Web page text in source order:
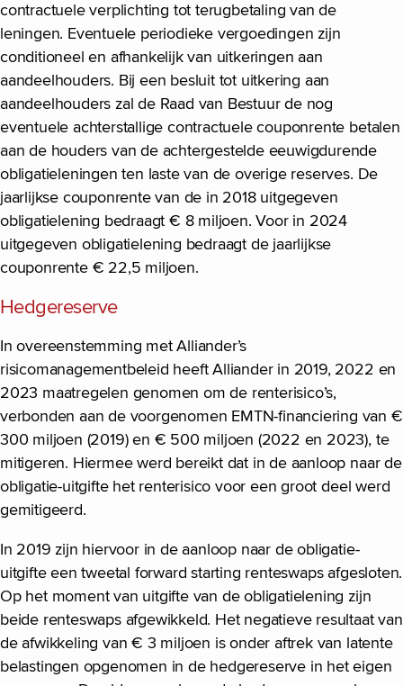
contractuele verplichting tot terugbetaling van de
leningen. Eventuele periodieke vergoedingen zijn
conditioneel en afhankelijk van uitkeringen aan
aandeelhouders. Bij een besluit tot uitkering aan
aandeelhouders zal de Raad van Bestuur de nog
eventuele achterstallige contractuele couponrente betalen
aan de houders van de achtergestelde eeuwigdurende
obligatieleningen ten laste van de overige reserves. De
jaarlijkse couponrente van de in 2018 uitgegeven
obligatielening bedraagt € 8 miljoen. Voor in 2024
uitgegeven obligatielening bedraagt de jaarlijkse
couponrente € 22,5 miljoen.
Hedgereserve
In overeenstemming met Alliander’s
risicomanagementbeleid heeft Alliander in 2019, 2022 en
2023 maatregelen genomen om de renterisico’s,
verbonden aan de voorgenomen EMTN-financiering van €
300 miljoen (2019) en € 500 miljoen (2022 en 2023), te
mitigeren. Hiermee werd bereikt dat in de aanloop naar de
obligatie-uitgifte het renterisico voor een groot deel werd
gemitigeerd.
In 2019 zijn hiervoor in de aanloop naar de obligatie-
uitgifte een tweetal forward starting renteswaps afgesloten.
Op het moment van uitgifte van de obligatielening zijn
beide renteswaps afgewikkeld. Het negatieve resultaat van
de afwikkeling van € 3 miljoen is onder aftrek van latente
belastingen opgenomen in de hedgereserve in het eigen